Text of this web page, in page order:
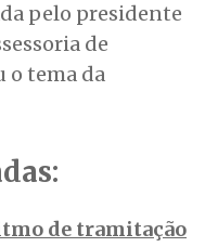
pelo presidente
de
o tema da
de tramitação